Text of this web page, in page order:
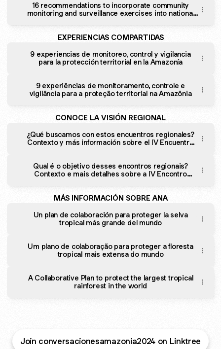
16 recommendations to incorporate community
monitoring and surveillance exercises into national
protecting life
EXPERIENCIAS COMPARTIDAS
9 experiencias de monitoreo, control y vigilancia
para la protección territorial en la Amazonía
9 experiências de monitoramento, controle e
vigilância para a proteção territorial na Amazônia
CONOCE LA VISIÓN REGIONAL
¿Qué buscamos con estos encuentros regionales?
Contexto y más información sobre el IV Encuentro
Qual é o objetivo desses encontros regionais?
Contexto e mais detalhes sobre a IV Encontro
MÁS INFORMACIÓN SOBRE ANA
Un plan de colaboración para proteger la selva
tropical más grande del mundo
Um plano de colaboração para proteger a floresta
tropical mais extensa do mundo
A Collaborative Plan to protect the largest tropical
rainforest in the world
Join conversacionesamazonia2024 on Linktree